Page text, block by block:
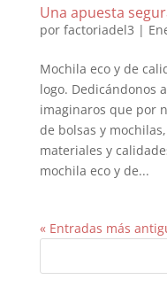
Una apuesta
por factoriadel3 |
Mochila eco y de
logo. Dedicándonos
imaginaros que por
de bolsas y
materiales y
mochila eco y de...
« Entradas más